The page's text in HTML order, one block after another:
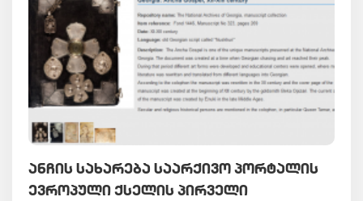
ᲐᲜᲩᲘᲡ ᲡᲐᲮᲐᲠᲔᲑᲐ ᲡᲐᲐᲠᲥᲘᲕᲝ ᲞᲝᲠᲢᲐᲚᲘᲡ
ᲔᲕᲠᲝᲞᲣᲚᲘ ᲥᲡᲔᲚᲘᲡ ᲞᲘᲠᲕᲔᲚᲘ